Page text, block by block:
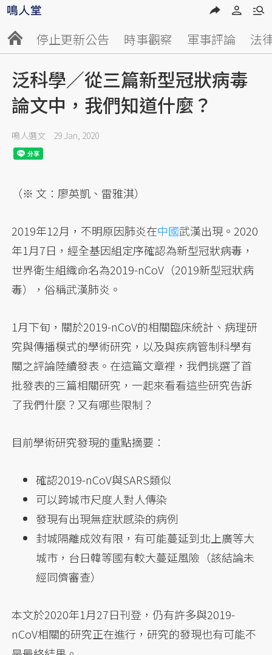
停止更新公告 時事觀察 軍事評論 法
泛科學／從三篇新型冠狀病毒
論文中，我們知道什麼？
鳴人選文 29 Jan, 2020
（※ 文：廖英凱、雷雅淇）
2019年12月，不明原因肺炎在中國武漢出現。2020
年1月7日，經全基因組定序確認為新型冠狀病毒，
世界衛生組織命名為2019-nCoV（2019新型冠狀病
毒），俗稱武漢肺炎。
1月下旬，關於2019-nCoV的相關臨床統計、病理研
究與傳播模式的學術研究，以及與疾病管制科學有
關之評論陸續發表。在這篇文章裡，我們挑選了首
批發表的三篇相關研究，一起來看看這些研究告訴
了我們什麼？又有哪些限制？
目前學術研究發現的重點摘要：
確認2019-nCoV與SARS類似
可以跨城市尺度人對人傳染
發現有出現無症狀感染的病例
封城隔離成效有限，有可能蔓延到北上廣等大
城市，台日韓等國有較大蔓延風險（該結論未
經同儕審查）
本文於2020年1月27日刊登，仍有許多與2019-
nCoV相關的研究正在進行，研究的發現也有可能不